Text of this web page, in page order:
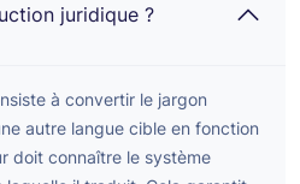
juridique ?
à convertir le jargon
autre langue cible en fonction
doit connaître le système